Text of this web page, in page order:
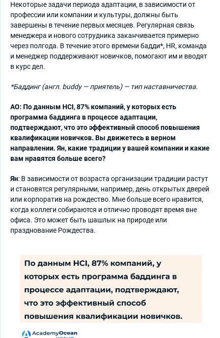
Некоторые задачи периода адаптации, в зависимости от
профессии или компании и культуры, должны быть
завершены в течение первых месяцев. Регулярная связь
менеджера и нового сотрудника заканчивается примерно
через полгода. В течение этого времени бадди*, HR, команда
и менеджер поддерживают новичков, помогают им и вводят
в курс дел.
*Баддинг (англ. buddy — приятель) — тип наставничества.
АО: По данным HCI, 87% компаний, у которых есть
программа баддинга в процессе адаптации,
подтверждают, что это эффективный способ повышения
квалификации новичков. Вы движетесь в верном
направлении. Ян, какие традиции у вашей компании и какие
вам нравятся больше всего?
Ян: В зависимости от возраста организации традиции растут
и становятся регулярными, например, день открытых дверей
или корпоратив на рождество. Мне больше всего нравится,
когда коллеги собираются и отлично проводят время вне
офиса. Это может быть шашлык на природе или
празднование Рождества.